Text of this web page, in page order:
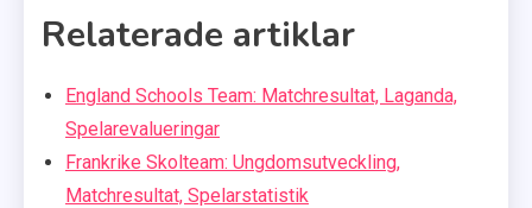
Relaterade artiklar
England Schools Team: Matchresultat, Laganda,
Spelarevalueringar
Frankrike Skolteam: Ungdomsutveckling,
Matchresultat, Spelarstatistik